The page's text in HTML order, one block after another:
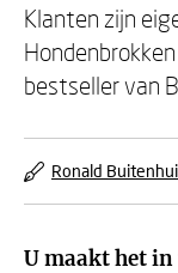
Klanten zijn
bestseller van
Ronald
U maakt het in